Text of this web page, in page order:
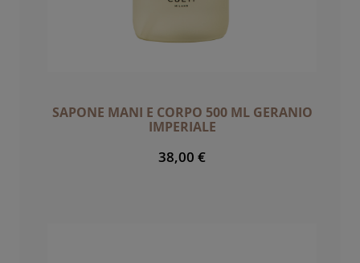
SAPONE MANI E CORPO 500 ML GERANIO
IMPERIALE
38,00 €